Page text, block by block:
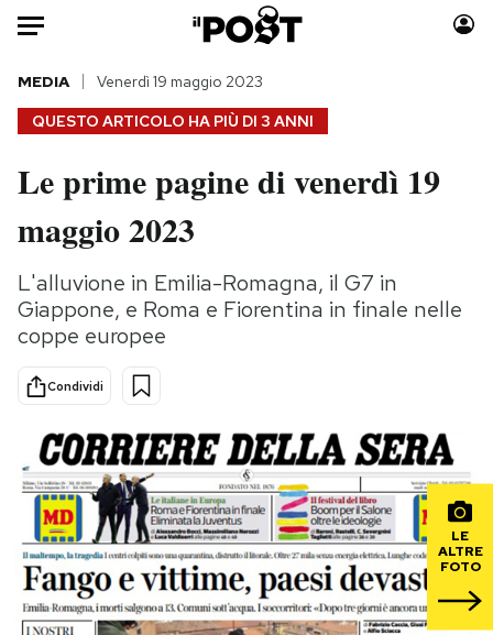
Auto
HOME
Italia
Politica
Tecnologia
Internet
Scienza
Cultura
Economia
Sport
Moda
Storie/Idee
Ok Boomer!
Mondiali calcio 2026
PODCAST
NEWSLETTER
QUESTO ARTICOLO HA PIÙ DI 3 ANNI
MEDIA Venerdì 19 maggio 2023
Le prime pagine di venerdì 19
maggio 2023
L'alluvione in Emilia-Romagna, il G7 in
Giappone, e Roma e Fiorentina in finale nelle
coppe europee
Condividi
LE
ALTRE
FOTO